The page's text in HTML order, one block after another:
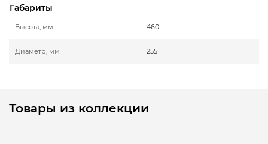
Габариты
Высота, мм 460
Диаметр, мм 255
Товары из коллекции